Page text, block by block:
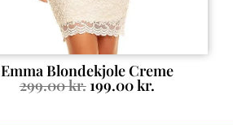
Emma Blondekjole Creme
299.00kr.199.00kr.